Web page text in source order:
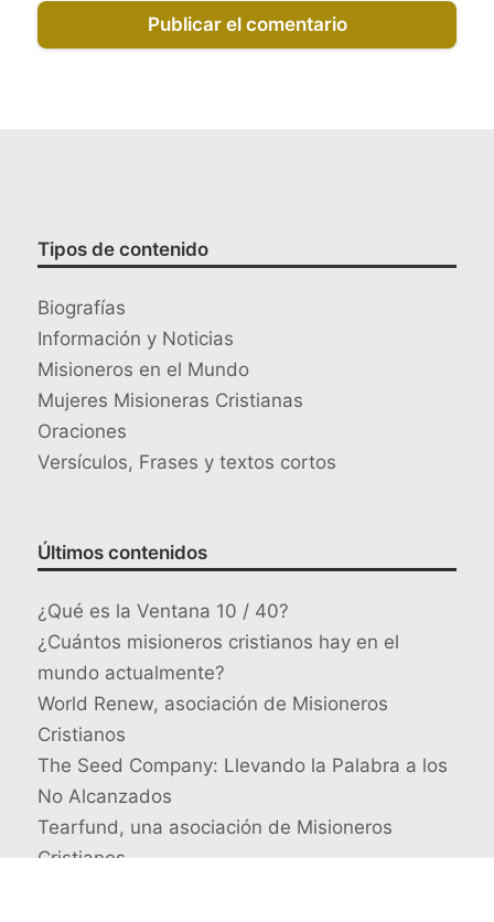
Tipos de contenido
Biografías
Información y Noticias
Misioneros en el Mundo
Mujeres Misioneras Cristianas
Oraciones
Versículos, Frases y textos cortos
Últimos contenidos
¿Qué es la Ventana 10 / 40?
¿Cuántos misioneros cristianos hay en el
mundo actualmente?
World Renew, asociación de Misioneros
Cristianos
The Seed Company: Llevando la Palabra a los
No Alcanzados
Tearfund, una asociación de Misioneros
Cristianos